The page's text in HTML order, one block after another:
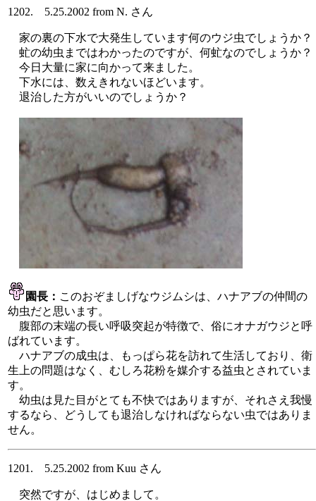
1202. 5.25.2002 from N. さん
家の裏の下水で大発生しています何のウジ虫でしょうか？
虻の幼虫まではわかったのですが、何虻なのでしょうか？
今日大量に家に向かって来ました。
下水には、数えきれないほどいます。
退治した方がいいのでしょうか？
園長： このおぞましげなウジムシは、ハナアブの仲間の
幼虫だと思います。
腹部の末端の長い呼吸突起が特徴で、俗にオナガウジと呼
ばれています。
ハナアブの成虫は、もっぱら花を訪れて生活しており、衛
生上の問題はなく、むしろ花粉を媒介する益虫とされていま
す。
幼虫は見た目がとても不快ではありますが、それさえ我慢
するなら、どうしても退治しなければならない虫ではありま
せん。
1201. 5.25.2002 from Kuu さん
突然ですが、はじめまして。